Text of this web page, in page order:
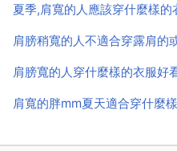
夏季,肩寬的人應該穿什麼樣的
肩膀稍寬的人不適合穿露肩的
肩膀寬的人穿什麼樣的衣服好
肩寬的胖mm夏天適合穿什麼